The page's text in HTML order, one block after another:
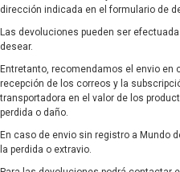
dirección indicada en el formulario de
Las devoluciones pueden ser
desear.
Entretanto, recomendamos el envio en
recepción de los correos y la
transportadora en el valor de los
perdida o daño.
En caso de envio sin registro a Mundo
la perdida o extravio.